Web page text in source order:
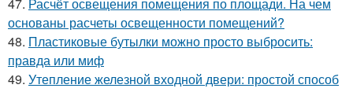
47. Расчёт освещения помещения по площади. На чем
основаны расчеты освещенности помещений?
48. Пластиковые бутылки можно просто выбросить:
правда или миф
49. Утепление железной входной двери: простой способ